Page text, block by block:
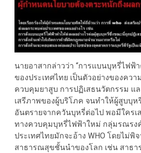
นายอาสากล่าวว่า “การแบนบุหรี่ไฟฟ้
ของประเทศไทย เป็นตัวอย่างของควา
ควบคุมยาสูบ การปฏิเสธนวัตกรรม แ
เสรีภาพของผู้บริโภค จนทำให้ผู้สูบบุห
อันตรายจากควันบุหรี่ต่อไป พอมีใคร
ทางควบคุมบุหรี่ไฟฟ้าใหม่ กลุ่มรณรง
ประเทศไทยมักจะอ้าง WHO โดยไม่
สาธารณสุขชั้นนำของโลก เช่น สาธ